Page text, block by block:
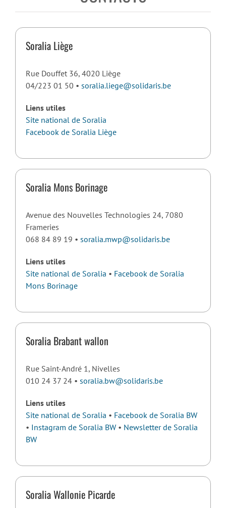
Soralia Liège
Rue Douffet 36, 4020 Liège
04/223 01 50 • soralia.liege@solidaris.be
Liens utiles
Site national de Soralia
Facebook de Soralia Liège
Soralia Mons Borinage
Avenue des Nouvelles Technologies 24, 7080
Frameries
068 84 89 19 • soralia.mwp@solidaris.be
Liens utiles
Site national de Soralia • Facebook de Soralia
Mons Borinage
Soralia Brabant wallon
Rue Saint-André 1, Nivelles
010 24 37 24 • soralia.bw@solidaris.be
Liens utiles
Site national de Soralia • Facebook de Soralia BW
• Instagram de Soralia BW• Newsletter de Soralia
BW
Soralia Wallonie Picarde